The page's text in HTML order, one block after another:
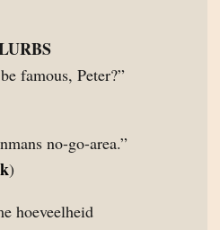
famous, Peter?”
no-go-area.”
)
hoeveelheid